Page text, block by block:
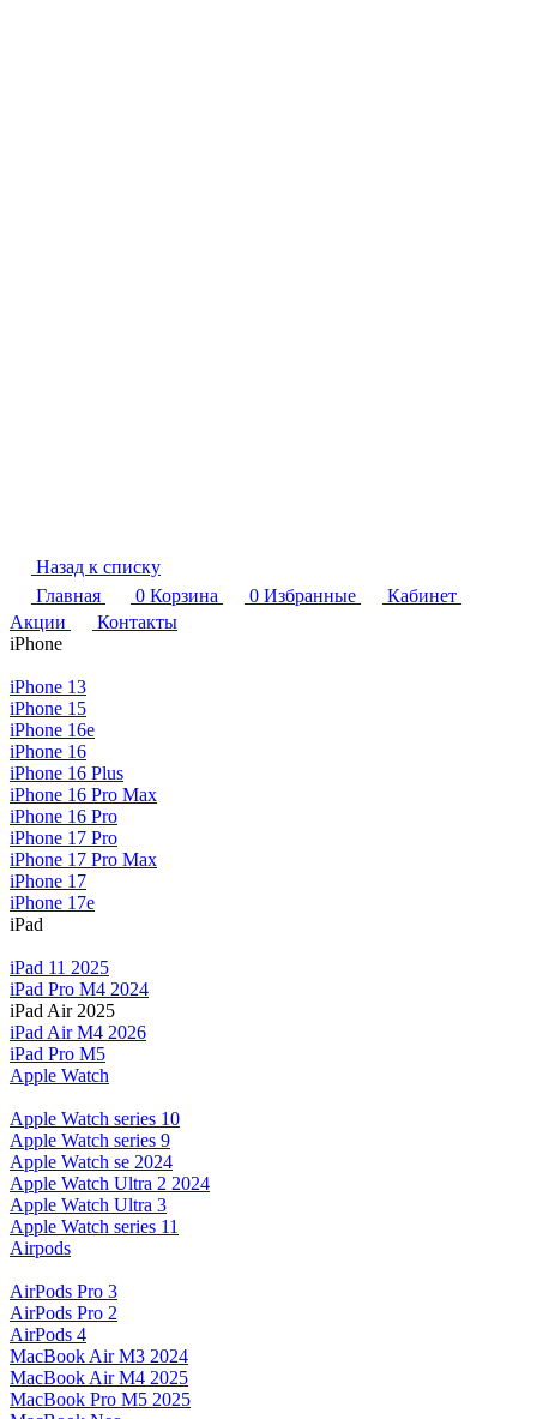
Назад к списку
Главная
0 Корзина 0 Избранные
Кабинет
Акции
Контакты
iPhone
iPhone 13
iPhone 15
iPhone 16e
iPhone 16
iPhone 16 Plus
iPhone 16 Pro Max
iPhone 16 Pro
iPhone 17 Pro
iPhone 17 Pro Max
iPhone 17
iPhone 17e
iPad
iPad 11 2025
iPad Pro M4 2024
iPad Air 2025
iPad Air M4 2026
iPad Pro M5
Apple Watch
Apple Watch series 10
Apple Watch series 9
Apple Watch se 2024
Apple Watch Ultra 2 2024
Apple Watch Ultra 3
Apple Watch series 11
Airpods
AirPods Pro 3
AirPods Pro 2
AirPods 4
MacBook Air M3 2024
MacBook Air M4 2025
MacBook Pro M5 2025